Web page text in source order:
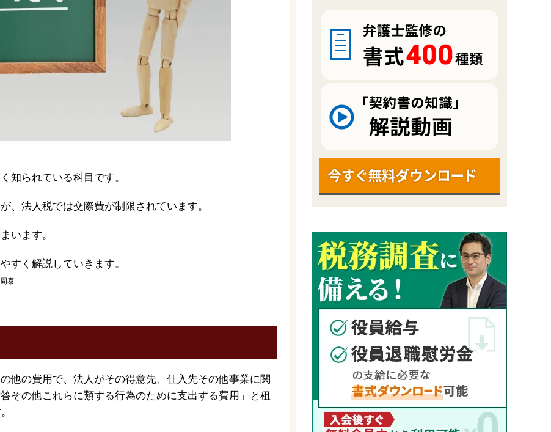
知られている科目です。
、法人税では交際費が制限されています。
います。
すく解説していきます。
泰
他の費用で、法人がその得意先、仕入先その他事業に関
その他これらに類する行為のために支出する費用」と租